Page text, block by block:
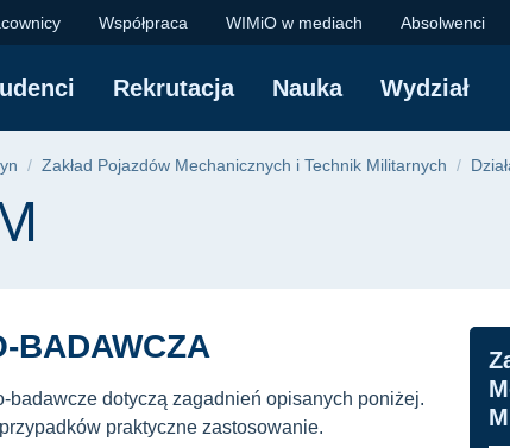
- Politechnika
Współpraca WIMiO w mediach Absolwenci
Rekrutacja Nauka Wydział
Zakład Pojazdów Mechanicznych i Technik Militarnych
BADAWCZA
badawcze dotyczą zagadnień opisanych poniżej.
praktyczne zastosowanie.